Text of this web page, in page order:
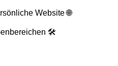
Website 🌐
🛠️